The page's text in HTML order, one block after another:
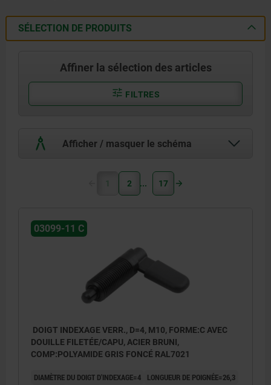
SÉLECTION DE PRODUITS
Affiner la sélection des articles
FILTRES
Afficher / masquer le schéma
1 2 17
03099-11 C
DOIGT INDEXAGE VERR., D=4, M10, FORME:C AVEC
DOUILLE FILETÉE/CAPU, ACIER BRUNI,
COMP:POLYAMIDE GRIS FONCÉ RAL7021
DIAMÈTRE DU DOIGT D'INDEXAGE=4
LONGUEUR DE POIGNÉE=26,3